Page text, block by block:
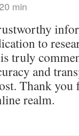
min
to
truly
and
Thank you
realm.